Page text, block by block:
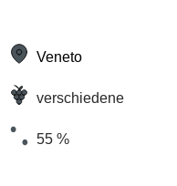
Veneto
verschiedene
55 %